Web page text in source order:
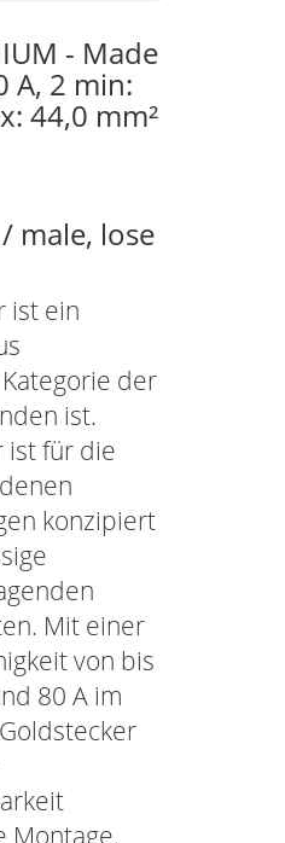
- Made
A, 2 min:
44,0 mm²
male, lose
ist ein
der
ist.
ist für die
konzipiert
Mit einer
von bis
80 A im
Montage,